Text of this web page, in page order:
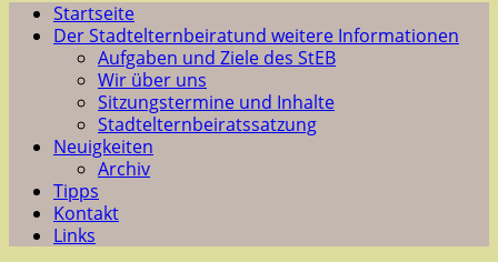
Startseite
Der Stadtelternbeiratund weitere Informationen
Aufgaben und Ziele des StEB
Wir über uns
Sitzungstermine und Inhalte
Stadtelternbeiratssatzung
Neuigkeiten
Archiv
Tipps
Kontakt
Links